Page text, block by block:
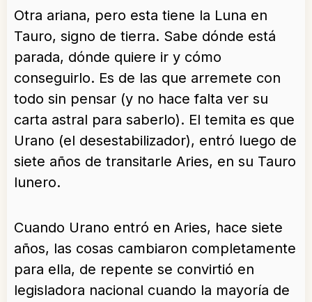
Otra ariana, pero esta tiene la Luna en
Tauro, signo de tierra. Sabe dónde está
parada, dónde quiere ir y cómo
conseguirlo. Es de las que arremete con
todo sin pensar (y no hace falta ver su
carta astral para saberlo). El temita es que
Urano (el desestabilizador), entró luego de
siete años de transitarle Aries, en su Tauro
lunero.
Cuando Urano entró en Aries, hace siete
años, las cosas cambiaron completamente
para ella, de repente se convirtió en
legisladora nacional cuando la mayoría de